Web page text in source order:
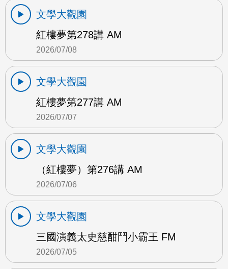
文學大觀園
紅樓夢第278講 AM
2026/07/08
文學大觀園
紅樓夢第277講 AM
2026/07/07
文學大觀園
（紅樓夢）第276講 AM
2026/07/06
文學大觀園
三國演義太史慈酣鬥小霸王 FM
2026/07/05